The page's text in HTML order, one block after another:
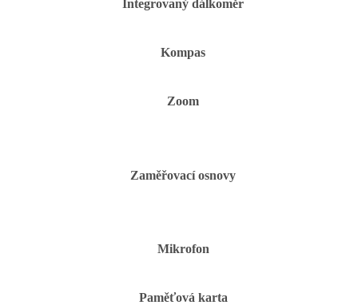
Integrovaný dálkoměr
Kompas
Zoom
Zaměřovací osnovy
Mikrofon
Paměťová karta